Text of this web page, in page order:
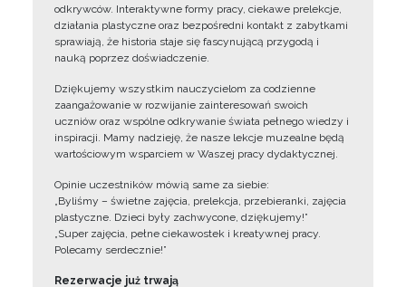
odkrywców. Interaktywne formy pracy, ciekawe prelekcje,
działania plastyczne oraz bezpośredni kontakt z zabytkami
sprawiają, że historia staje się fascynującą przygodą i
nauką poprzez doświadczenie.
Dziękujemy wszystkim nauczycielom za codzienne
zaangażowanie w rozwijanie zainteresowań swoich
uczniów oraz wspólne odkrywanie świata pełnego wiedzy i
inspiracji. Mamy nadzieję, że nasze lekcje muzealne będą
wartościowym wsparciem w Waszej pracy dydaktycznej.
Opinie uczestników mówią same za siebie:
„Byliśmy – świetne zajęcia, prelekcja, przebieranki, zajęcia
plastyczne. Dzieci były zachwycone, dziękujemy!”
„Super zajęcia, pełne ciekawostek i kreatywnej pracy.
Polecamy serdecznie!”
Rezerwacje już trwają